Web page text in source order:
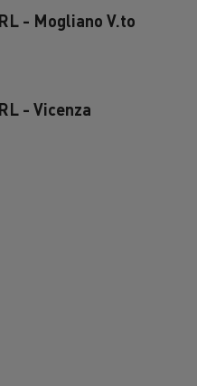
- Mogliano V.to
- Vicenza